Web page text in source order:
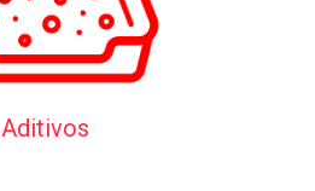
Aditivos